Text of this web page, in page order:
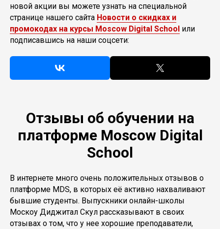
новой акции вы можете узнать на специальной
странице нашего сайта Новости о скидках и
промокодах на курсы Moscow Digital School или
подписавшись на наши соцсети:
Отзывы об обучении на
платформе Moscow Digital
School
В интернете много очень положительных отзывов о
платформе MDS, в которых её активно нахваливают
бывшие студенты. Выпускники онлайн-школы
Москоу Диджитал Скул рассказывают в своих
отзывах о том, что у нее хорошие преподаватели,